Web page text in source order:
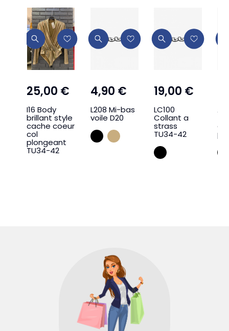
25,00 €
I16 Body
brillant style
cache coeur
col
plongeant
TU34-42
4,90 €
L208 Mi-bas
voile D20
NOIRBEIGE
19,00 €
LC100
Collant a
strass
TU34-42
NOIR